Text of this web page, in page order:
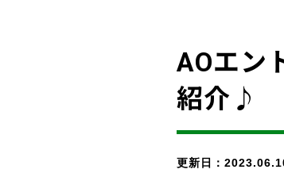
AOエン
紹介♪
更新日：